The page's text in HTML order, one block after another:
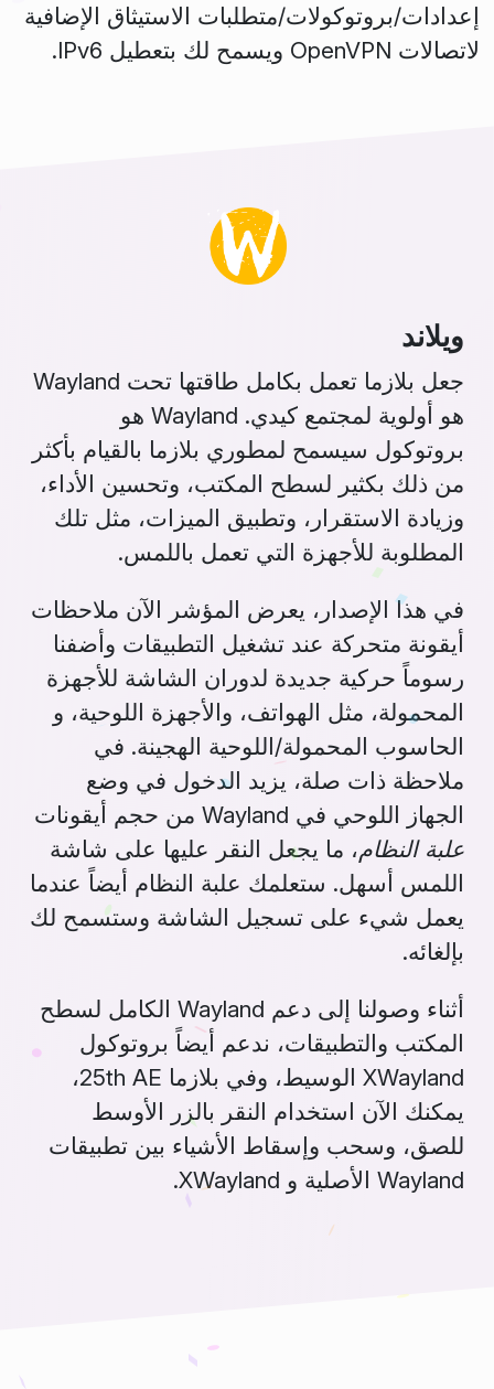
إعدادات/بروتوكولات/متطلبات الاستيثاق الإضافية
لاتصالات OpenVPN ويسمح لك بتعطيل IPv6.
ويلاند
جعل بلازما تعمل بكامل طاقتها تحت Wayland
هو أولوية لمجتمع كيدي. Wayland هو
بروتوكول سيسمح لمطوري بلازما بالقيام بأكثر
من ذلك بكثير لسطح المكتب، وتحسين الأداء،
وزيادة الاستقرار، وتطبيق الميزات، مثل تلك
المطلوبة للأجهزة التي تعمل باللمس.
في هذا الإصدار، يعرض المؤشر الآن ملاحظات
أيقونة متحركة عند تشغيل التطبيقات وأضفنا
رسوماً حركية جديدة لدوران الشاشة للأجهزة
المحمولة، مثل الهواتف، والأجهزة اللوحية، و
الحاسوب المحمولة/اللوحية الهجينة. في
ملاحظة ذات صلة، يزيد الدخول في وضع
الجهاز اللوحي في Wayland من حجم أيقونات
علبة النظام، ما يجعل النقر عليها على شاشة
اللمس أسهل. ستعلمك علبة النظام أيضاً عندما
يعمل شيء على تسجيل الشاشة وستسمح لك
بإلغائه.
أثناء وصولنا إلى دعم Wayland الكامل لسطح
المكتب والتطبيقات، ندعم أيضاً بروتوكول
XWayland الوسيط، وفي بلازما 25th AE،
يمكنك الآن استخدام النقر بالزر الأوسط
للصق، وسحب وإسقاط الأشياء بين تطبيقات
Wayland الأصلية و XWayland.